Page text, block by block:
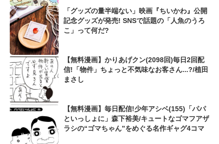
「グッズの量半端ない」映画『ちいかわ』公開
記念グッズが発売! SNSで話題の「人魚のうろ
こ」って何だ?
【無料漫画】かりあげクン(2098回)毎日2回配
信!「物件」ちょっと不気味なお客さん...?/植田
まさし
【無料漫画】毎日配信!少年アシベ(155)「パパ
といっしょに」森下裕美/キュートなゴマフアザ
ラシの“ゴマちゃん”をめぐる名作ギャグ4コマ